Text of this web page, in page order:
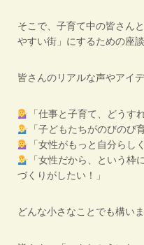
そこで、子育て中の皆さん
やすい街」にするための座
皆さんのリアルな声やアイ
「仕事と子育て、どうす
「子どもたちがのびのび
「女性がもっと自分らし
「女性だから、という枠
づくりがしたい！」
どんな小さなことでも構いま